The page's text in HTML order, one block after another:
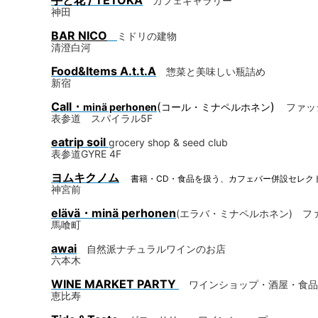
神田
BAR NICO
ミドリの建物
清澄白河
Food&Items A.t.t.A 惣菜と美味しい瓶詰め
新宿
Call・ minä perhonen(コール・ミナペルホネン)
ファ
表参道 スパイラル5F
eatrip soil grocery shop & seed club
表参道GYRE 4F
ヨムキクノム 書籍・CD・食品を扱う、カフェバー併設セレク
神宮前
elävä ・ minä perhonen(エラバ・ミナペルホネン)
フ
馬喰町
awai 自然派ナチュラルワインのお店
六本木
WINE MARKET PARTY
ワインショップ・酒屋・食品
恵比寿